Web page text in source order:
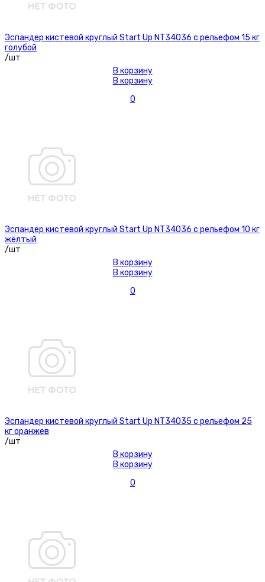
Эспандер кистевой круглый Start Up NT34036 с рельефом 15 кг
голубой
/шт
В корзину
В корзину
0
Эспандер кистевой круглый Start Up NT34036 с рельефом 10 кг
жёлтый
/шт
В корзину
В корзину
0
Эспандер кистевой круглый Start Up NT34035 с рельефом 25
кг оранжев
/шт
В корзину
В корзину
0